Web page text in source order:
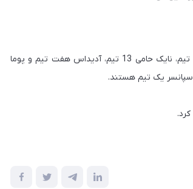
نایک بیشترین سهم را در بین تیم‌های حاضر در جام جهانی فوتبال ۲۰۲۲ قطر دارد. از 32 تیم، نایک حامی 13 تیم، آدیداس هفت تیم و پوما